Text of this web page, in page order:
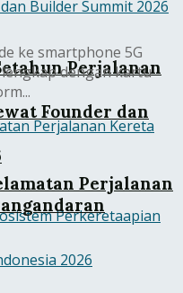
Perjalanan
Founder dan
ke smartphone 5G
dengan kartu
Perjalanan